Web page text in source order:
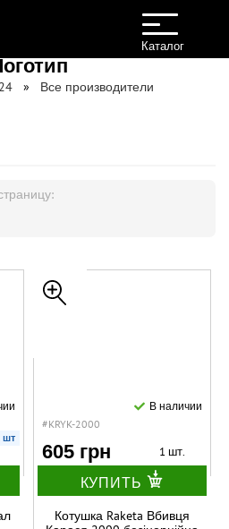
Toggle
navigation
Каталог
Все производители
шт
#KRYK-2000
В наличии
605 грн 1 шт.
КУПИТЬ
Котушка Raketa Вбивця